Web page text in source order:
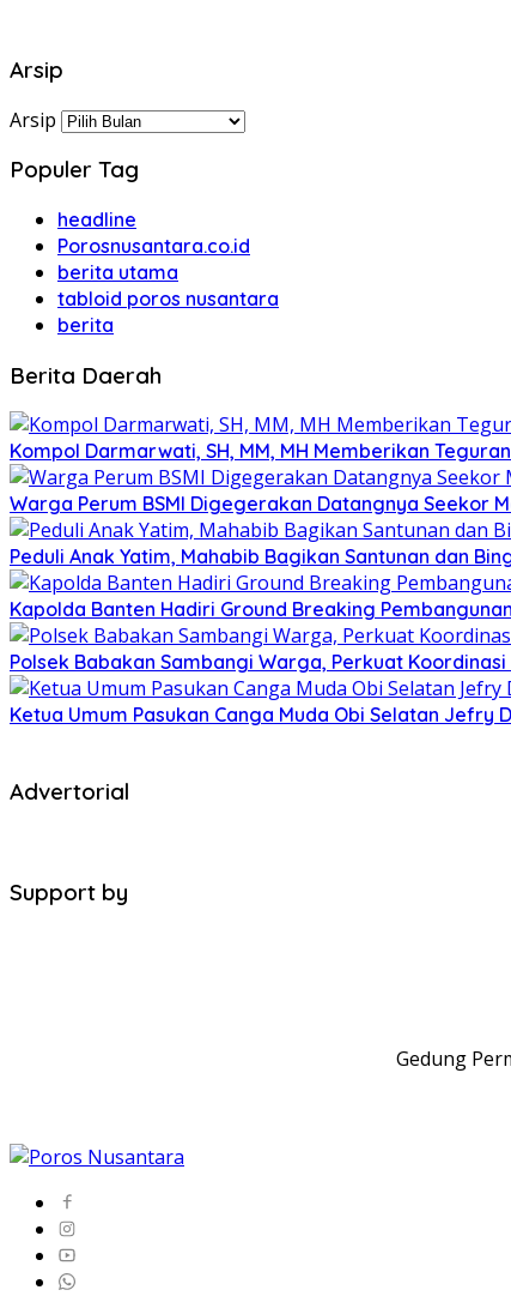
Arsip
Arsip
Populer Tag
headline
Porosnusantara.co.id
berita utama
tabloid poros nusantara
berita
Berita Daerah
Kompol Darmarwati, SH, MM, MH Memberikan
Warga Perum BSMI Digegerakan Datangnya Seekor
Peduli Anak Yatim, Mahabib Bagikan Santunan dan
Kapolda Banten Hadiri Ground Breaking
Polsek Babakan Sambangi Warga, Perkuat
Ketua Umum Pasukan Canga Muda Obi Selatan
Advertorial
Support by
Gedung